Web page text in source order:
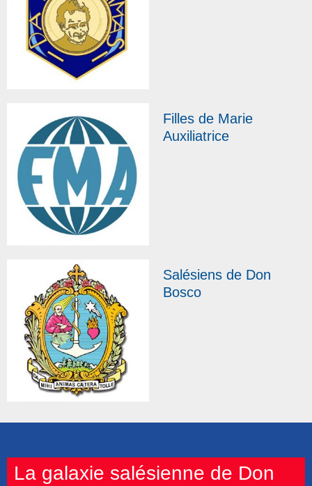
Filles de Marie
Auxiliatrice
Salésiens de Don
Bosco
La galaxie salésienne de Don